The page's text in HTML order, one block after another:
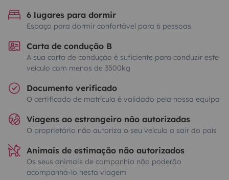
6 lugares para dormir
Espaço para dormir confortável para 6 pessoas
Carta de condução B
A sua carta de condução é suficiente para conduzir este
veículo com menos de 3500kg
Documento verificado
O certificado de matrícula é validado pela nossa equipa
Viagens ao estrangeiro não autorizadas
O proprietário não autoriza o seu veículo a sair do país
Animais de estimação não autorizados
Os seus animais de companhia não poderão
acompanhá-lo nesta viagem